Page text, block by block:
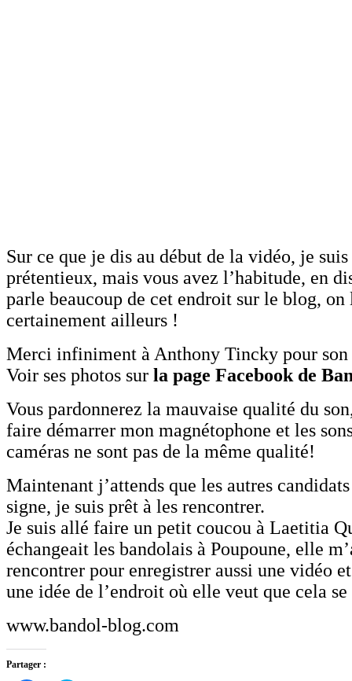
Sur ce que je dis au début de la vidéo, je
prétentieux, mais vous avez l’habitude, en
parle beaucoup de cet endroit sur le blog, on
certainement ailleurs !
Merci infiniment à Anthony Tincky pour
Voir ses photos sur la page Facebook de
Vous pardonnerez la mauvaise qualité du
faire démarrer mon magnétophone et les
caméras ne sont pas de la même qualité!
Maintenant j’attends que les autres
signe, je suis prêt à les rencontrer.
Je suis allé faire un petit coucou à Laetitia
échangeait les bandolais à Poupoune, elle
rencontrer pour enregistrer aussi une vidéo
une idée de l’endroit où elle veut que cela se
www.bandol-blog.com
Partager :